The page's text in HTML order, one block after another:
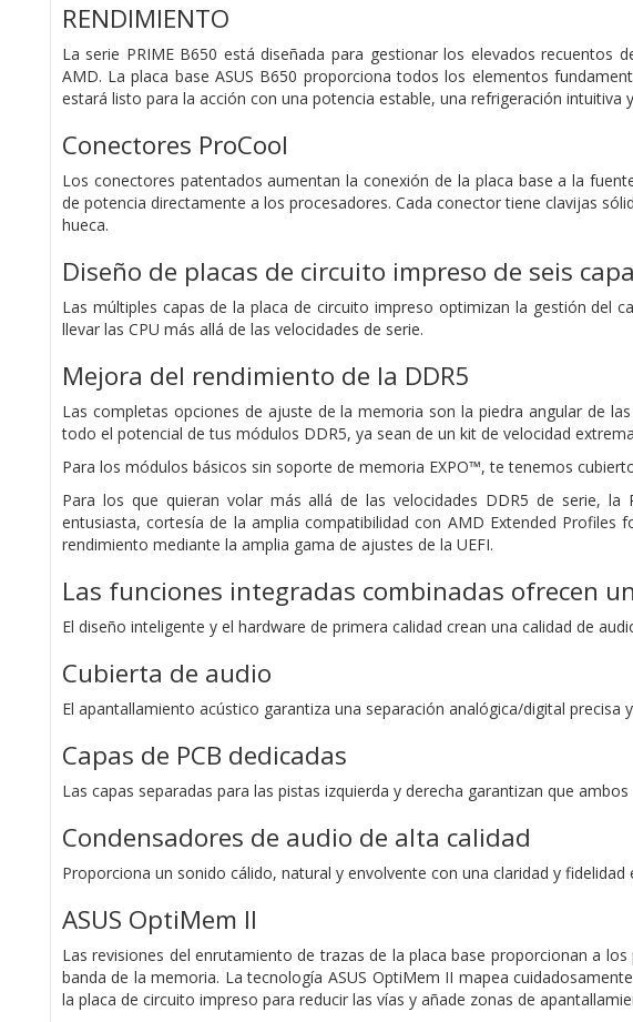
RENDIMIENTO
La serie PRIME B650 está diseñada para gestionar los elevados recuentos
AMD. La placa base ASUS B650 proporciona todos los elementos
estará listo para la acción con una potencia estable, una refrigeración intuitiva
Conectores ProCool
Los conectores patentados aumentan la conexión de la placa base a la
de potencia directamente a los procesadores. Cada conector tiene clavijas
hueca.
Diseño de placas de circuito impreso de seis
Las múltiples capas de la placa de circuito impreso optimizan la gestión del
llevar las CPU más allá de las velocidades de serie.
Mejora del rendimiento de la DDR5
Las completas opciones de ajuste de la memoria son la piedra angular de
todo el potencial de tus módulos DDR5, ya sean de un kit de velocidad
Para los módulos básicos sin soporte de memoria EXPO™, te tenemos
Para los que quieran volar más allá de las velocidades DDR5 de serie,
entusiasta, cortesía de la amplia compatibilidad con AMD Extended Profiles
rendimiento mediante la amplia gama de ajustes de la UEFI.
Las funciones integradas combinadas ofrecen
El diseño inteligente y el hardware de primera calidad crean una calidad de
Cubierta de audio
El apantallamiento acústico garantiza una separación analógica/digital
Capas de PCB dedicadas
Las capas separadas para las pistas izquierda y derecha garantizan que
Condensadores de audio de alta calidad
Proporciona un sonido cálido, natural y envolvente con una claridad y fidelidad
ASUS OptiMem II
Las revisiones del enrutamiento de trazas de la placa base proporcionan a
banda de la memoria. La tecnología ASUS OptiMem II mapea
la placa de circuito impreso para reducir las vías y añade zonas de